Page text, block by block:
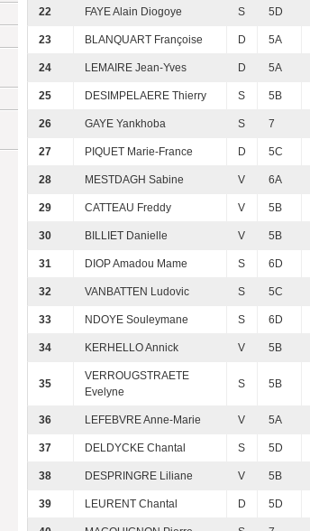
22 FAYE Alain Diogoye S 5D
23 BLANQUART Françoise D 5A
24 LEMAIRE Jean-Yves D 5A
25 DESIMPELAERE Thierry S 5B
26 GAYE Yankhoba S 7
27 PIQUET Marie-France D 5C
28 MESTDAGH Sabine V 6A
29 CATTEAU Freddy V 5B
30 BILLIET Danielle V 5B
31 DIOP Amadou Mame S 6D
32 VANBATTEN Ludovic S 5C
33 NDOYE Souleymane S 6D
34 KERHELLO Annick V 5B
35
VERROUGSTRAETE
Evelyne
S 5B
36 LEFEBVRE Anne-Marie V 5A
37 DELDYCKE Chantal S 5D
38 DESPRINGRE Liliane V 5B
39 LEURENT Chantal D 5D